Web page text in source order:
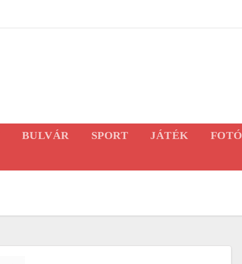
BULVÁR SPORT JÁTÉK FOTÓ